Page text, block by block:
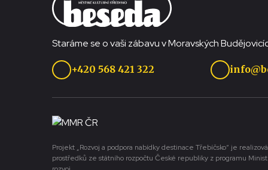
Staráme se o vaši zábavu v Moravských
+420 568 421 322
Projekt „Rozvoj a podpora nabídky destinace Třebíčsko“ je
prostředků ze státního rozpočtu České republiky z programu